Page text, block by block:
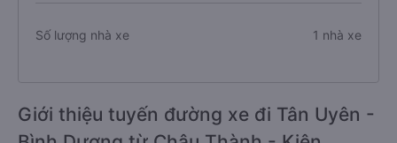
Số lượng nhà xe 1 nhà xe
Giới thiệu tuyến đường xe đi Tân Uyên -